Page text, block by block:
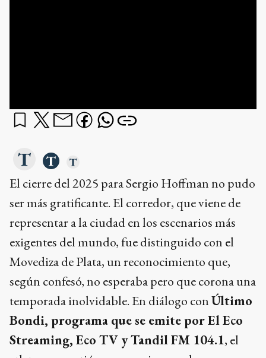
El cierre del 2025 para Sergio Hoffman no pudo
ser más gratificante. El corredor, que viene de
representar a la ciudad en los escenarios más
exigentes del mundo, fue distinguido con el
Movediza de Plata, un reconocimiento que,
según confesó, no esperaba pero que corona una
temporada inolvidable. En diálogo conÚltimo
Bondi, programa que se emite por El Eco
Streaming, Eco TV y Tandil FM 104.1, el